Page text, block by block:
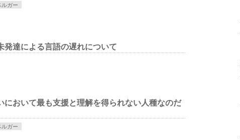
ルガー
発達による言語の遅れについて
において最も支援と理解を得られない人種なのだ
ルガー